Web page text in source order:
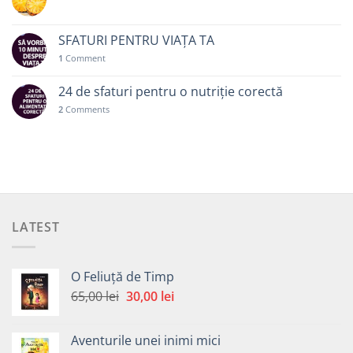
SFATURI PENTRU VIAȚA TA
1 Comment
24 de sfaturi pentru o nutriție corectă
2 Comments
LATEST
O Feliuță de Timp
65,00lei Prețul
fost:
30,00 leiPrețul
30,00 lei.
Aventurile unei inimi mici